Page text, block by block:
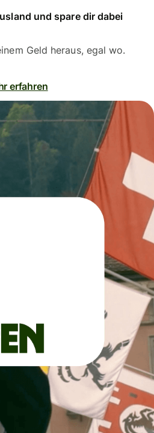
und spare dir dabei
Geld heraus, egal wo.
erfahren